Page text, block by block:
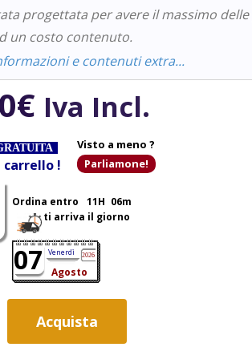
progettata per avere il massimo
un costo contenuto.
e contenuti extra...
€ Iva Incl.
!
Visto a meno ?
Parliamone!
Ordina entro 11H 06m
ti arriva il giorno
07 Venerdì 2026
Agosto
Acquista